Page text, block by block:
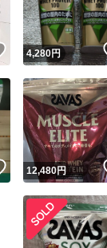
いいね！
4,280円
いいね！
12,480円